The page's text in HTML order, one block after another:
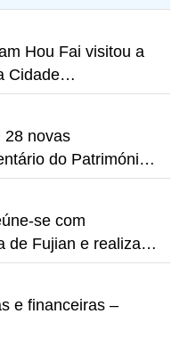
A dos Novos
Hou Fai visitou a
Cidade
Internacional
28 novas
do Património
se com
de Fujian e realiza
e financeiras –